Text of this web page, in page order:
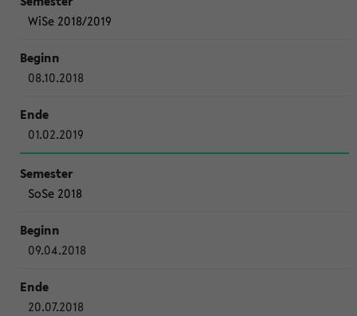
WiSe 2018/2019
08.10.2018
01.02.2019
SoSe 2018
09.04.2018
20.07.2018